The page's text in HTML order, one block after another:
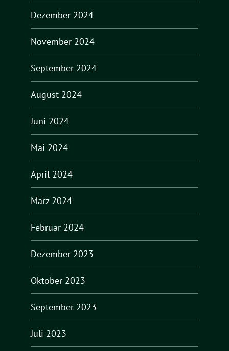
Dezember 2024
November 2024
September 2024
August 2024
Juni 2024
Mai 2024
April 2024
März 2024
Februar 2024
Dezember 2023
Oktober 2023
September 2023
Juli 2023